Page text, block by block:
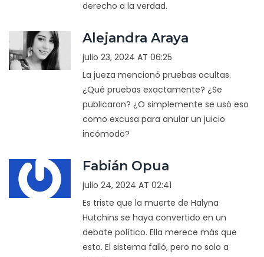
derecho a la verdad.
Alejandra Araya
julio 23, 2024 AT 06:25
La jueza mencionó pruebas ocultas.
¿Qué pruebas exactamente? ¿Se
publicaron? ¿O simplemente se usó eso
como excusa para anular un juicio
incómodo?
Fabián Opua
julio 24, 2024 AT 02:41
Es triste que la muerte de Halyna
Hutchins se haya convertido en un
debate político. Ella merece más que
esto. El sistema falló, pero no solo a